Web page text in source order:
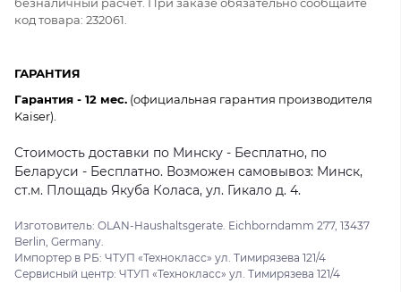
код товара: 232061.
ГАРАНТИЯ
Гарантия - 12 мес. (официальная гарантия производителя
Kaiser).
Стоимость доставки по Минску - Бесплатно, по
Беларуси - Бесплатно. Возможен самовывоз: Минск,
ст.м. Площадь Якуба Коласа, ул. Гикало д. 4.
Изготовитель: OLAN-Haushaltsgerate. Eichborndamm 277, 13437
Berlin, Germany.
Импортер в РБ: ЧТУП «Технокласс» ул. Тимирязева 121/4
Сервисный центр: ЧТУП «Технокласс» ул. Тимирязева 121/4